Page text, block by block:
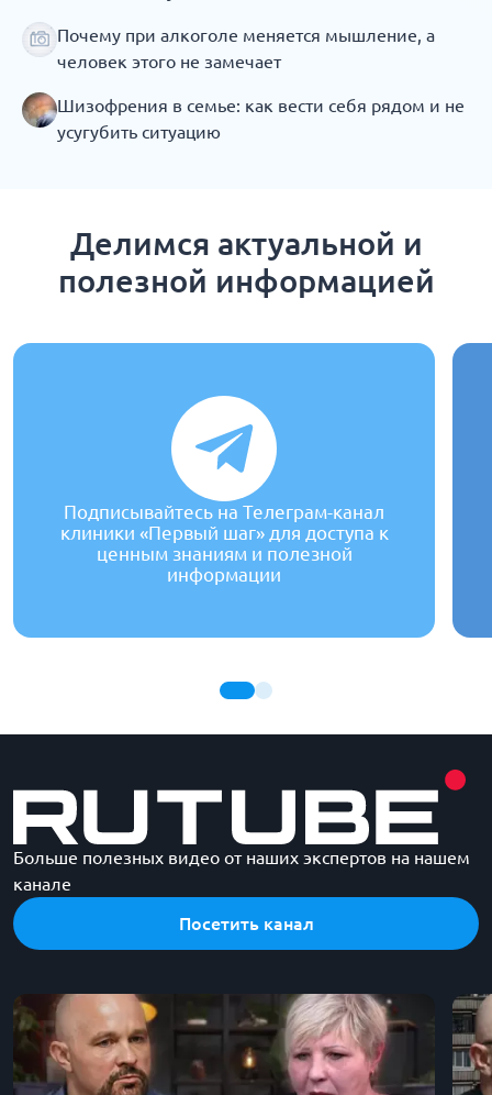
Почему при алкоголе меняется мышление, а
человек этого не замечает
Шизофрения в семье: как вести себя рядом и не
усугубить ситуацию
Делимся актуальной и
полезной информацией
Подписывайтесь на Телеграм-канал
клиники «Первый шаг» для доступа к
ценным знаниям и полезной
информации
Больше полезных видео от наших экспертов на нашем
канале
Посетить канал